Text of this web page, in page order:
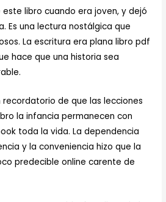
este libro cuando era joven, y dejó
Es una lectura nostálgica que
La escritura era plana libro pdf
hace que una historia sea
recordatorio de que las lecciones
la infancia permanecen con
toda la vida. La dependencia
y la conveniencia hizo que la
predecible online carente de